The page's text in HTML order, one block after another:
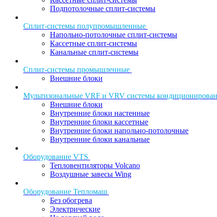
Подпотолочные сплит-системы
Сплит-системы полупромышленные
Напольно-потолочные сплит-системы
Кассетные сплит-системы
Канальные сплит-системы
Сплит-системы промышленные
Внешние блоки
Мультизональные VRF и VRV системы
Внешние блоки
Внутренние блоки настенные
Внутренние блоки кассетные
Внутренние блоки напольно-потолочные
Внутренние блоки канальные
Оборудование VTS
Тепловентиляторы Volcano
Воздушные завесы Wing
Оборудование Тепломаш
Без обогрева
Электрические